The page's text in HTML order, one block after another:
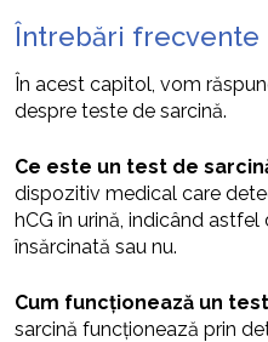
Întrebări frecvente
În acest capitol, vom
despre teste de sarcină.
Ce este un test de
dispozitiv medical care
hCG în urină, indicând
însărcinată sau nu.
Cum funcționează un
sarcină funcționează prin